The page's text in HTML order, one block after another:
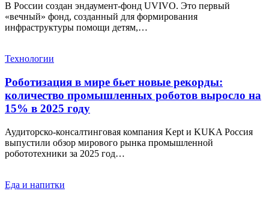
В России создан эндаумент-фонд UVIVO. Это первый
«вечный» фонд, созданный для формирования
инфраструктуры помощи детям,…
Технологии
Роботизация в мире бьет новые рекорды:
количество промышленных роботов выросло на
15% в 2025 году
Аудиторско-консалтинговая компания Kept и KUKA Россия
выпустили обзор мирового рынка промышленной
робототехники за 2025 год…
Еда и напитки